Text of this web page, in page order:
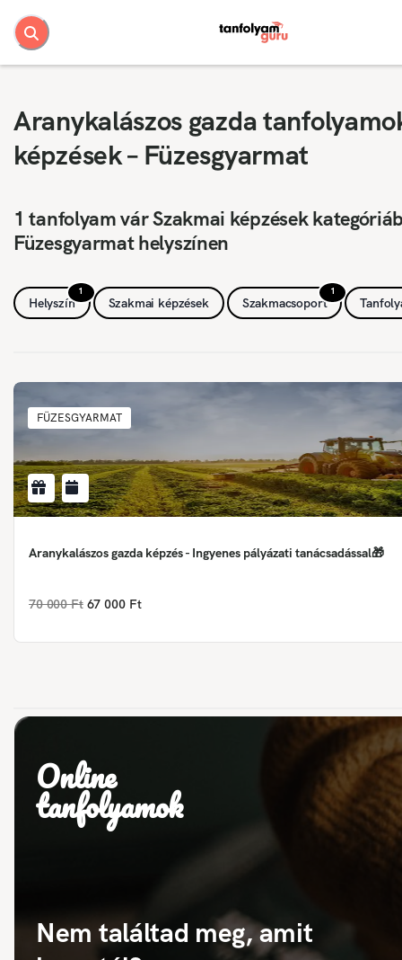
Aranykalászos gazda
képzések – Füzesgyarmat
1 tanfolyam vár Szakmai képzések
Füzesgyarmat helyszínen
1
Helyszín Szakmai képzések
1
Szakmacsoport
FÜZESGYARMAT
Aranykalászos gazda képzés - Ingyenes pályázati tanácsadással🎁
70 000 Ft 67 000 Ft
Online
tanfolyamok
Nem találtad meg, amit